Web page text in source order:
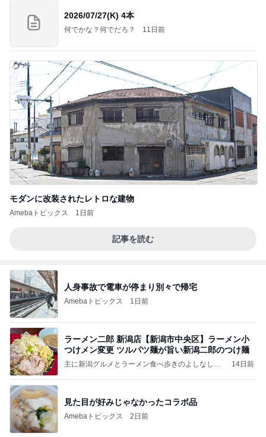
2026/07/27(K) 4本
何でかな？何でだろ？ 11日前
モダンに改装されたレトロな建物
Amebaトピックス 1日前
記事を読む
人身事故で電車が停まり別々で帰宅
Amebaトピックス 1日前
ラーメン二郎 新潟店【新潟市中央区】ラーメン小
つけメン変更 ツルパツ麺が旨い新潟二郎のつけ麺
主に新潟グルメとラーメン食べ歩きのよしなしご
14日前
見た目が好みじゃなかったコラボ品
Amebaトピックス 2日前